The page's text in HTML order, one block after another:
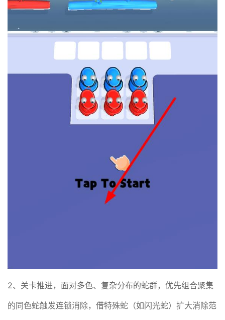
2、关卡推进，面对多色、复杂分布的蛇群，优先组合聚集
的同色蛇触发连锁消除，借特殊蛇（如闪光蛇）扩大消除范